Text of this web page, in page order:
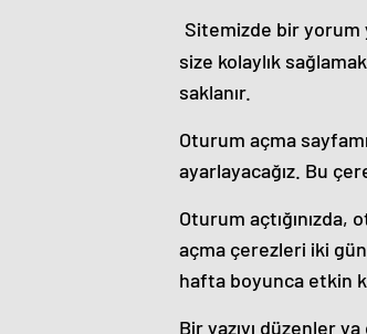
Sitemizde bir yorum
size kolaylık
saklanır.
Oturum açma
ayarlayacağız. Bu
Oturum
açma çerezleri iki
hafta boyunca etkin
Bir yazıyı düzenler